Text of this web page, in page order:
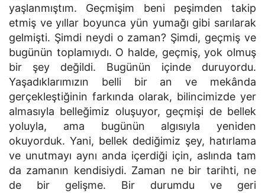
yaşlanmıştım. Geçmişim beni peşimden takip
etmiş ve yıllar boyunca yün yumağı gibi sarılarak
gelmişti. Şimdi neydi o zaman? Şimdi, geçmiş ve
bugünün toplamıydı. O halde, geçmiş, yok olmuş
bir şey değildi. Bugünün içinde duruyordu.
Yaşadıklarımızın belli bir an ve mekânda
gerçekleştiğinin farkında olarak, bilincimizde yer
almasıyla belleğimiz oluşuyor, geçmişi de bellek
yoluyla, ama bugünün algısıyla yeniden
okuyorduk. Yani, bellek dediğimiz şey, hatırlama
ve unutmayı aynı anda içerdiği için, aslında tam
da zamanın kendisiydi. Zaman ne bir tarihti, ne
de bir gelişme. Bir durumdu ve geri